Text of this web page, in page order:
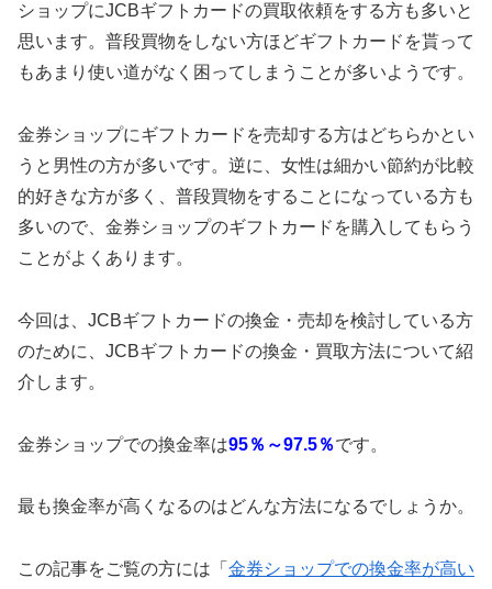
ショップにJCBギフトカードの買取依頼をする方も多いと
思います。普段買物をしない方ほどギフトカードを貰って
もあまり使い道がなく困ってしまうことが多いようです。
金券ショップにギフトカードを売却する方はどちらかとい
うと男性の方が多いです。逆に、女性は細かい節約が比較
的好きな方が多く、普段買物をすることになっている方も
多いので、金券ショップのギフトカードを購入してもらう
ことがよくあります。
今回は、JCBギフトカードの換金・売却を検討している方
のために、JCBギフトカードの換金・買取方法について紹
介します。
金券ショップでの換金率は95％～97.5％です。
最も換金率が高くなるのはどんな方法になるでしょうか。
この記事をご覧の方には「 金券ショップでの換金率が高い